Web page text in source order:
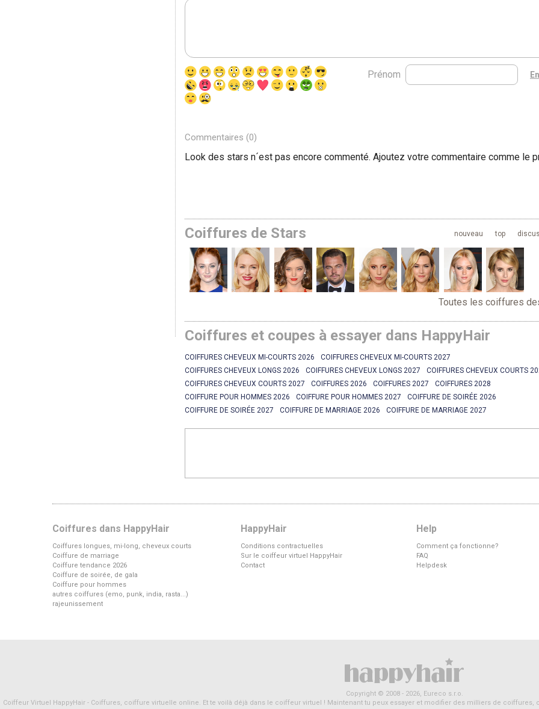
Prénom
Commentaires (0)
Look des stars n´est pas encore commenté. Ajoutez votre commentaire comme le
Coiffures de Stars nouveau top
Toutes les coiffures
Coiffures et coupes à essayer dans HappyHair
COIFFURES CHEVEUX MI-COURTS 2026
COIFFURES CHEVEUX MI-COURTS 2027
COIFFURES CHEVEUX LONGS 2026
COIFFURES CHEVEUX LONGS 2027
COIFFURES CHEVEUX COURTS
COIFFURES CHEVEUX COURTS 2027
COIFFURES 2026 COIFFURES 2027
COIFFURES 2028
COIFFURE POUR HOMMES 2026
COIFFURE POUR HOMMES 2027
COIFFURE DE SOIRÉE 2026
COIFFURE DE SOIRÉE 2027
COIFFURE DE MARRIAGE 2026 COIFFURE DE MARRIAGE 2027
Coiffures dans HappyHair
Coiffures longues, mi-long, cheveux courts
Coiffure de marriage
Coiffure tendance 2026
Coiffure de soirée, de gala
Coiffure pour hommes
autres coiffures (emo, punk, india, rasta...)
rajeunissement
HappyHair
Conditions contractuelles
Sur le coiffeur virtuel HappyHair
Contact
Help
Comment ça fonctionne?
FAQ
Helpdesk
Copyright © 2008 - 2026, Eureco s.r.o.
Coiffeur Virtuel HappyHair - Coiffures, coiffure virtuelle online. Et te voilà déjà dans le coiffeur virtuel ! Maintenant tu peux essayer et modifier des milliers de